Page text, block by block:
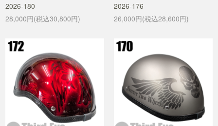
2026-180
28,000円(税込30,800円)
2026-176
26,000円(税込28,600円)